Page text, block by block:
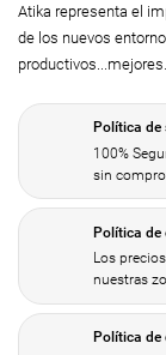
Atika representa el
de los nuevos
productivos...mejores.
Política de
100%
sin
Política de
Los
nuestras
Política de